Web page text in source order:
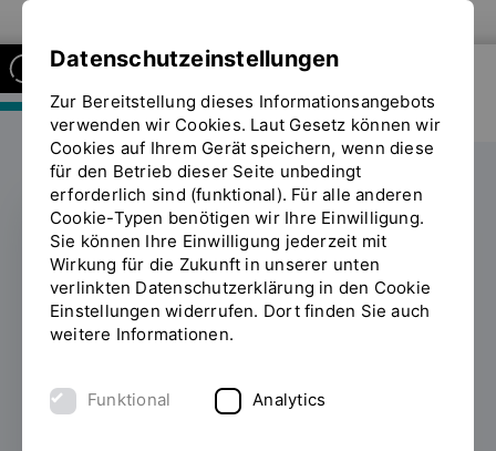
FAKULTÄT MASCHINENBAU
Lange
Forschungstradition in
theoretischer und
angewandter
Mechanik
Datenschutzeinstellungen
Zur Bereitstellung dieses Informationsangebots
verwenden wir Cookies. Laut Gesetz können wir
Cookies auf Ihrem Gerät speichern, wenn diese
für den Betrieb dieser Seite unbedingt
erforderlich sind (funktional). Für alle anderen
Cookie-Typen benötigen wir Ihre Einwilligung.
Sie können Ihre Einwilligung jederzeit mit
Wirkung für die Zukunft in unserer unten
verlinkten Datenschutzerklärung in den Cookie
Einstellungen widerrufen. Dort finden Sie auch
weitere Informationen.
Funktional Analytics